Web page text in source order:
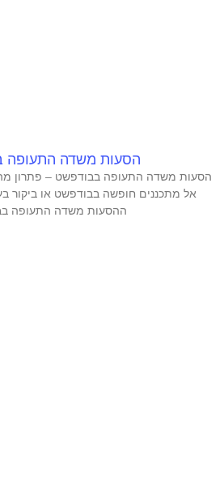
הסעות משדה התעופה
הסעות משדה התעופה בבודפשט – פתרון
אל מתכננים חופשה בבודפשט או ביקור
ההסעות משדה התעופה